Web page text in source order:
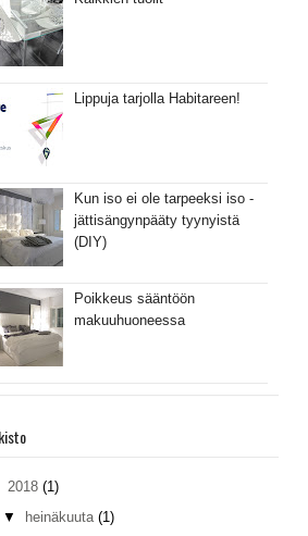
Lippuja tarjolla Habitareen!
Kun iso ei ole tarpeeksi iso -
jättisängynpääty tyynyistä
(DIY)
Poikkeus sääntöön
makuuhuoneessa
2018 (1)
▼ heinäkuuta (1)